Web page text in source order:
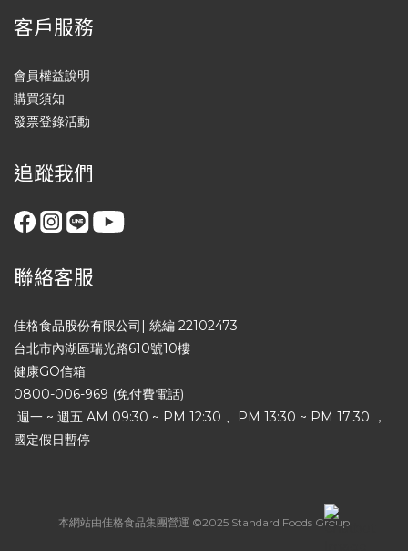
客戶服務
會員權益說明
購買須知
發票登錄活動
追蹤我們
聯絡客服
佳格食品股份有限公司| 統編 22102473
台北市內湖區瑞光路610號10樓
健康GO信箱
0800-006-969 (免付費電話)
週一 ~ 週五 AM 09:30 ~ PM 12:30 、PM 13:30 ~ PM 17:30 ，
國定假日暫停
本網站由佳格食品集團營運 ©2025 Standard Foods Group